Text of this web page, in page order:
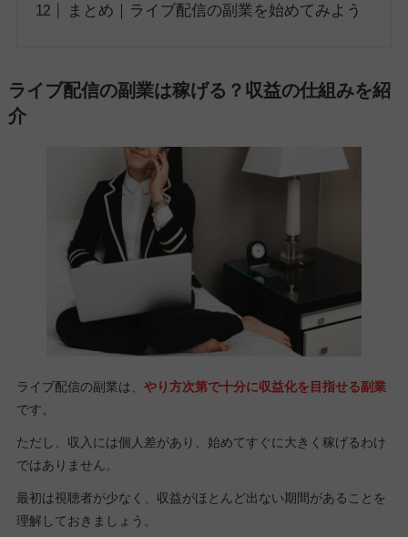
まとめ｜ライブ配信の副業を始めてみよう
ライブ配信の副業は稼げる？収益の仕組みを紹
介
ライブ配信の副業は、 やり方次第で十分に収益化を目指せる副業
です。
ただし、収入には個人差があり、始めてすぐに大きく稼げるわけ
ではありません。
最初は視聴者が少なく、収益がほとんど出ない期間があることを
理解しておきましょう。